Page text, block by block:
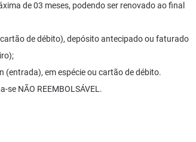
de 03 meses, podendo ser renovado ao final
de débito), depósito antecipado ou faturado
(entrada), em espécie ou cartão de débito.
se NÃO REEMBOLSÁVEL.